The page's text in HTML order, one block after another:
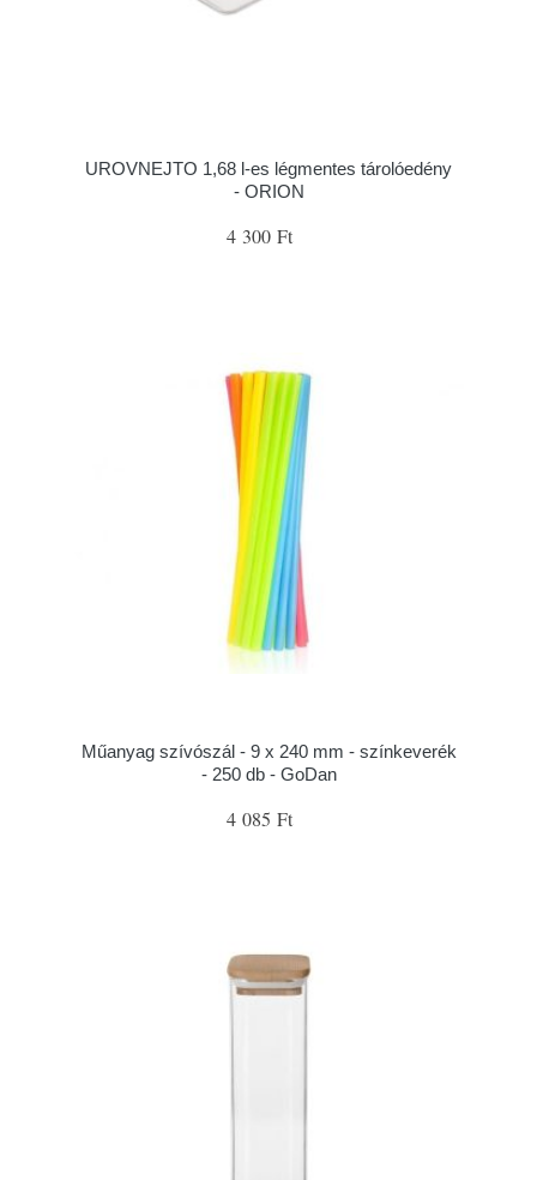
UROVNEJTO 1,68 l-es légmentes tárolóedény
- ORION
4 300 Ft
Műanyag szívószál - 9 x 240 mm - színkeverék
- 250 db - GoDan
4 085 Ft